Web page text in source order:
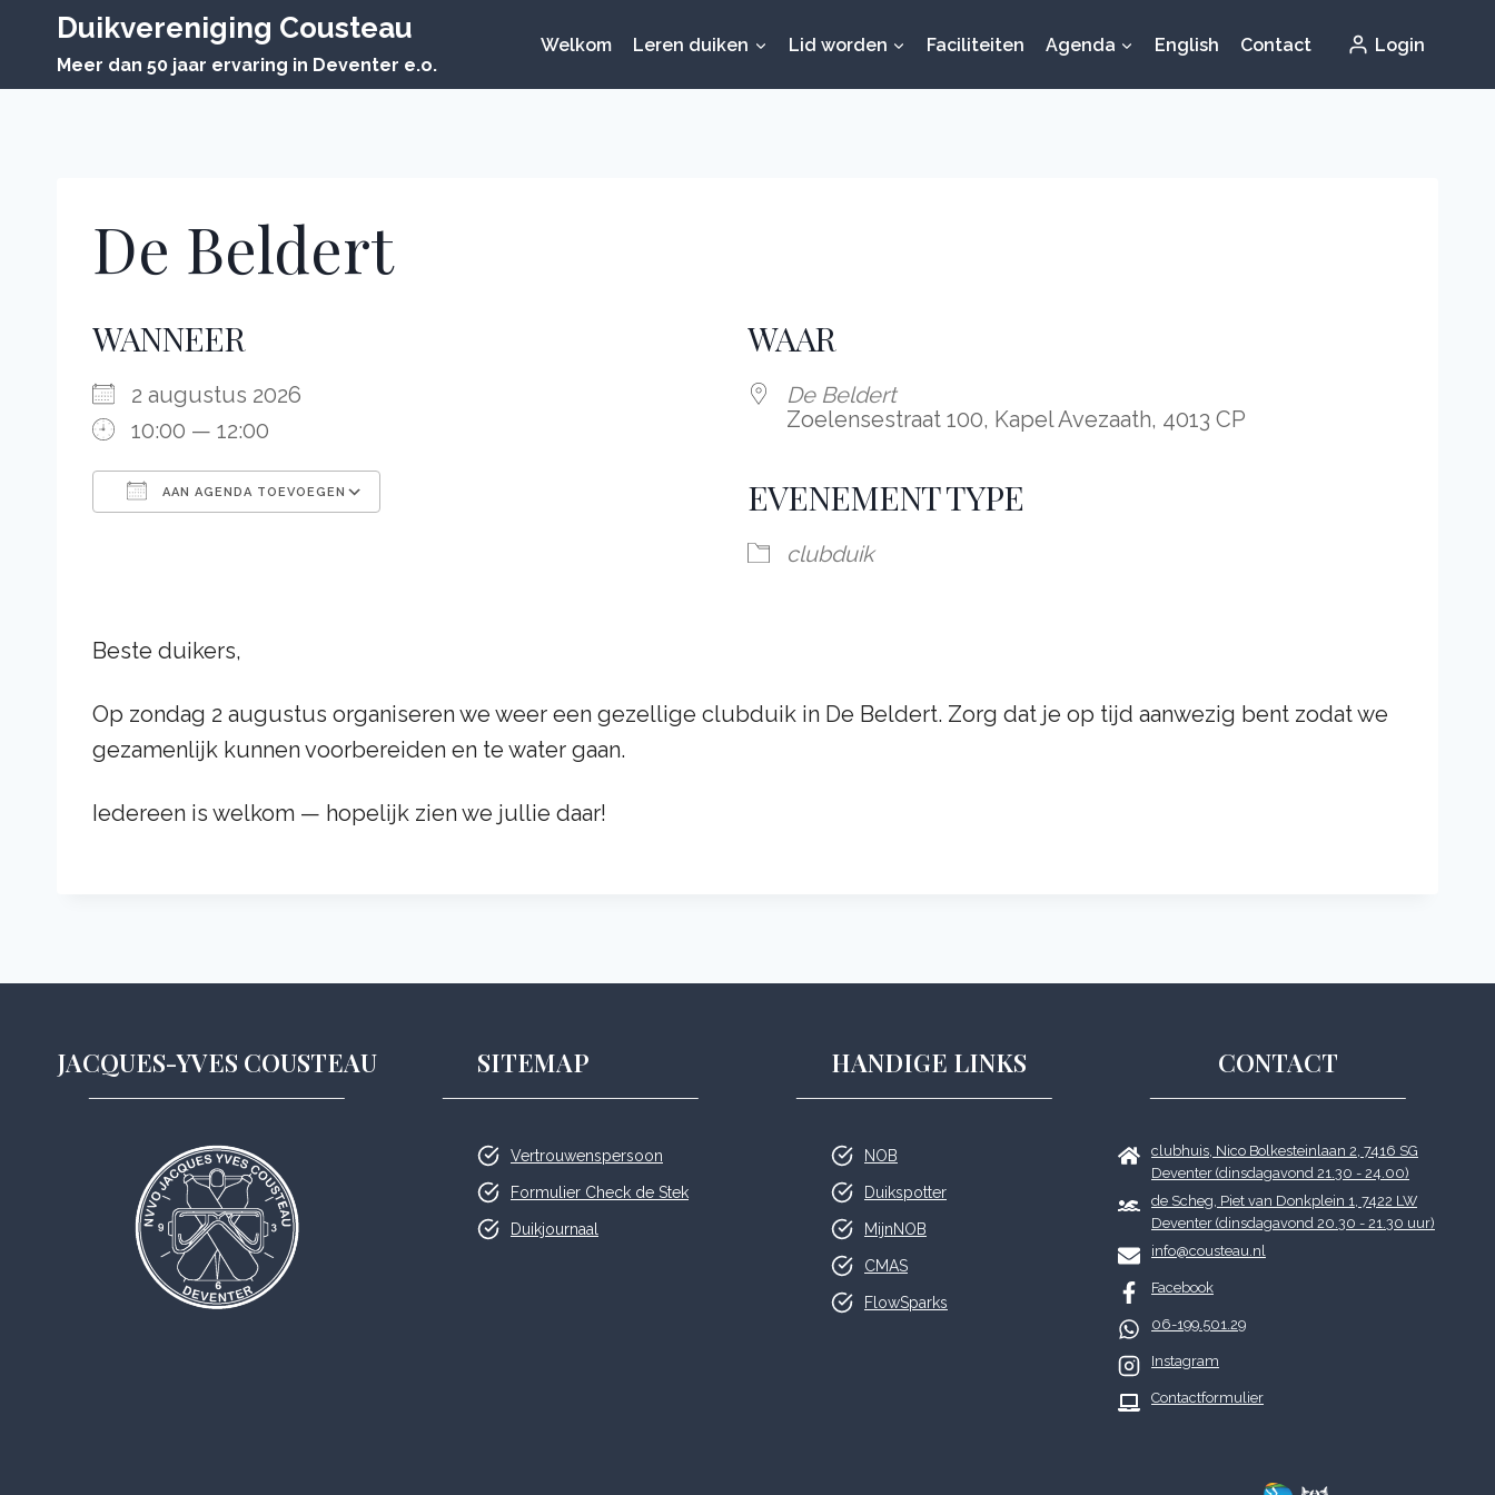
Doorgaan
inhoud
Duikvereniging Cousteau
Meer dan 50 jaar ervaring in Deventer e.o.
Welkom Leren duiken Lid worden Faciliteiten Agenda English Contact Login
De Beldert
WANNEER
2 augustus 2026
10:00 — 12:00
AAN AGENDA TOEVOEGEN
iCalendar
WAAR
De Beldert
Zoelen­se­straat 100, Kapel Avezaath, 4013 CP
EVENEMENT TYPE
club­duik
Beste duikers,
Op zondag 2 augustus orga­ni­seren we weer een gezel­lige club­duik in De Beldert. Zorg dat je op tijd aanwezig bent zodat we
geza­men­lijk kunnen voor­be­reiden en te water gaan.
Iedereen is welkom — hope­lijk zien we jullie daar!
JACQUES-YVES COUSTEAU SITEMAP
Vertrouwenspersoon
Formulier Check de Stek
Duikjournaal
HANDIGE LINKS
NOB
Duikspotter
MijnNOB
CMAS
FlowSparks
CONTACT
clubhuis, Nico Bolkesteinlaan 2, 7416 SG
Deventer (dinsdagavond 21.30 - 24.00)
de Scheg, Piet van Donkplein 1, 7422 LW
Deventer (dinsdagavond 20.30 - 21.30 uur)
info@cousteau.nl
Facebook
06-199.501.29
Instagram
Contactformulier